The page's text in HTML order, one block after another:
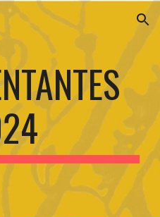
Skip to navigation
4